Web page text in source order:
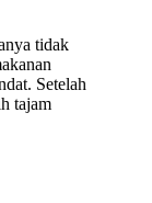
tidak
Setelah
tajam